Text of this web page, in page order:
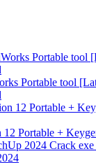
Portable tool
12 Portable +